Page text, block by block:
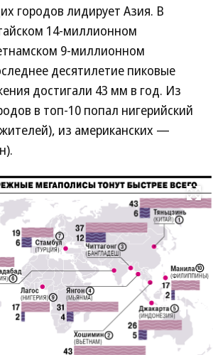
городов лидирует Азия. В
14-миллионном
9-миллионном
десятилетие пиковые
достигали 43 мм в год. Из
в топ-10 попал нигерийский
из американских —
Развернуть